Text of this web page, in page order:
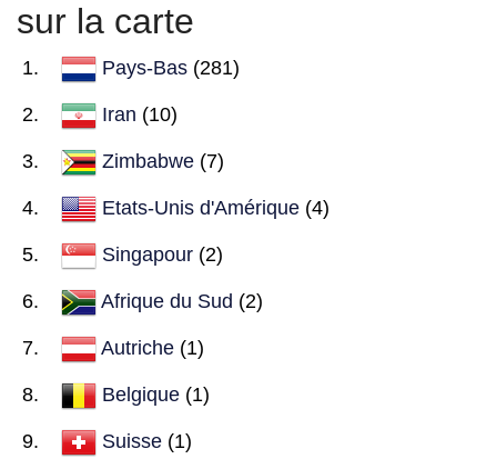
sur la carte
Pays-Bas (281)
Iran (10)
Zimbabwe (7)
Etats-Unis d'Amérique (4)
Singapour (2)
Afrique du Sud (2)
Autriche (1)
Belgique (1)
Suisse (1)